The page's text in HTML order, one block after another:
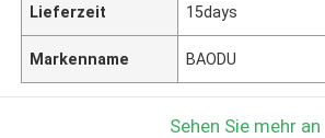
Lieferzeit 15days
Markenname BAODU
Sehen Sie mehr an